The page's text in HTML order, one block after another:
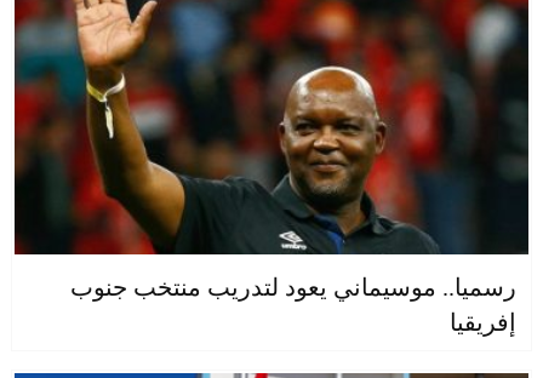
رسميا.. موسيماني يعود لتدريب منتخب جنوب
إفريقيا